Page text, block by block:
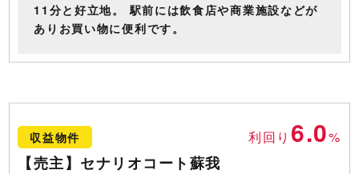
11分と好立地。 駅前には飲食店や商業施設などが
ありお買い物に便利です。
収益物件 利回り 6.0%
【売主】セナリオコート蘇我